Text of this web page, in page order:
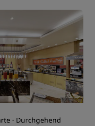
· Durchgehend